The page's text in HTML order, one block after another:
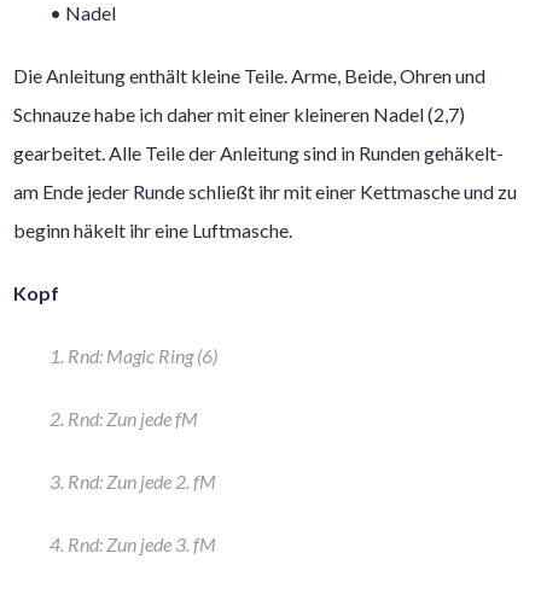
• Nadel
Die Anleitung enthält kleine Teile. Arme, Beide, Ohren und
Schnauze habe ich daher mit einer kleineren Nadel (2,7)
gearbeitet. Alle Teile der Anleitung sind in Runden gehäkelt-
am Ende jeder Runde schließt ihr mit einer Kettmasche und zu
beginn häkelt ihr eine Luftmasche.
Kopf
1. Rnd: Magic Ring (6)
2. Rnd: Zun jede fM
3. Rnd: Zun jede 2. fM
4. Rnd: Zun jede 3. fM